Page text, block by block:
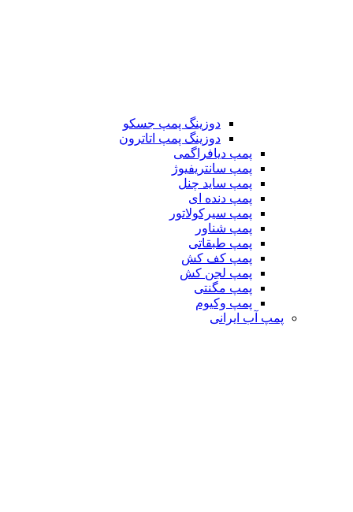
دوزینگ پمپ جسکو
دوزینگ پمپ اتاترون
پمپ دیافراگمی
پمپ سانتریفیوژ
پمپ ساید چنل
پمپ دنده ای
پمپ سیرکولاتور
پمپ شناور
پمپ طبقاتی
پمپ کف کش
پمپ لجن کش
پمپ مگنتی
پمپ وکیوم
پمپ آب ایرانی